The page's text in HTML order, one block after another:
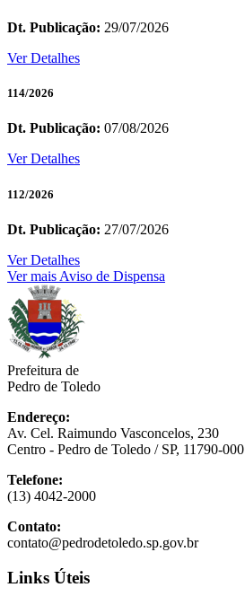
Dt. Publicação: 29/07/2026
Ver Detalhes
114/2026
Dt. Publicação: 07/08/2026
Ver Detalhes
112/2026
Dt. Publicação: 27/07/2026
Ver Detalhes
Ver mais Aviso de Dispensa
Prefeitura de
Pedro de Toledo
Endereço:
Av. Cel. Raimundo Vasconcelos, 230
Centro - Pedro de Toledo / SP, 11790-000
Telefone:
(13) 4042-2000
Contato:
contato@pedrodetoledo.sp.gov.br
Links Úteis